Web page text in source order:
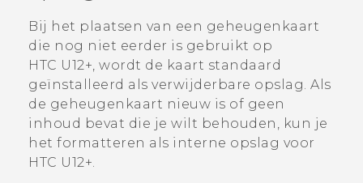
HTC-apparaten & -accessoires
VIVERSE
Aanmelden
Bij het plaatsen van een geheugenkaart
die nog niet eerder is gebruikt op
HTC U12+‍, wordt de kaart standaard
geïnstalleerd als verwijderbare opslag. Als
de geheugenkaart nieuw is of geen
inhoud bevat die je wilt behouden, kun je
het formatteren als interne opslag voor
HTC U12+‍.